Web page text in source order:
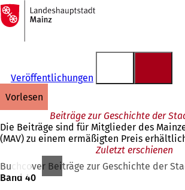
Inhalt anspringen
Zur
Startseite
Veröffentlichungen
vorlesen
Beiträge zur Geschichte der
Die Beiträge sind für Mitglieder des
(MAV) zu einem ermäßigten Preis
Zuletzt erschienen
Buchcover Beiträge zur Geschichte der
Band 40